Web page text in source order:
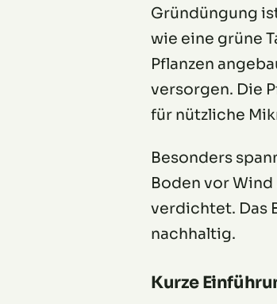
Gründüngung
wie eine grüne
Pflanzen
versorgen. Die
für nützliche
Besonders
Boden vor
verdichtet. Das
nachhaltig.
Kurze